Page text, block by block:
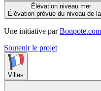
Élévation niveau mer
Élévation prévue du niveau de
Une initiative par Bonpote.com
Soutenir le projet
Villes